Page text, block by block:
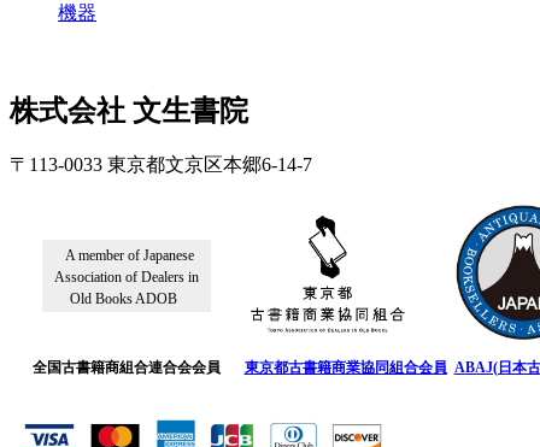
機器
株式会社 文生書院
〒113-0033 東京都文京区本郷6-14-7
A member of Japanese
Association of Dealers in
Old Books ADOB
全国古書籍商組合連合会会員 東京都古書籍商業協同組合会員 ABAJ(日本